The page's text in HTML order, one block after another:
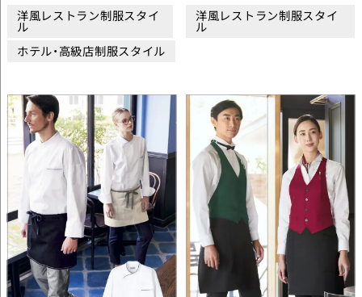
洋風レストラン制服スタイ
ル
ホテル・高級店制服スタイル
洋風レストラン制服スタイ
ル